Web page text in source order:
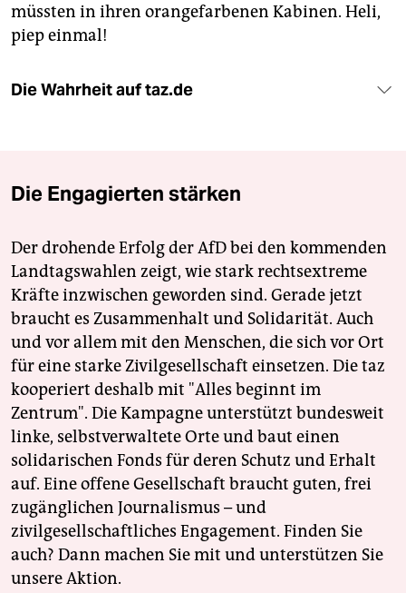
müssten in ihren orangefarbenen Kabinen. Heli,
piep einmal!
Die Wahrheit auf taz.de
Die Engagierten stärken
Der drohende Erfolg der AfD bei den kommenden
Landtagswahlen zeigt, wie stark rechtsextreme
Kräfte inzwischen geworden sind. Gerade jetzt
braucht es Zusammenhalt und Solidarität. Auch
und vor allem mit den Menschen, die sich vor Ort
für eine starke Zivilgesellschaft einsetzen. Die taz
kooperiert deshalb mit "Alles beginnt im
Zentrum". Die Kampagne unterstützt bundesweit
linke, selbstverwaltete Orte und baut einen
solidarischen Fonds für deren Schutz und Erhalt
auf. Eine offene Gesellschaft braucht guten, frei
zugänglichen Journalismus – und
zivilgesellschaftliches Engagement. Finden Sie
auch? Dann machen Sie mit und unterstützen Sie
unsere Aktion.